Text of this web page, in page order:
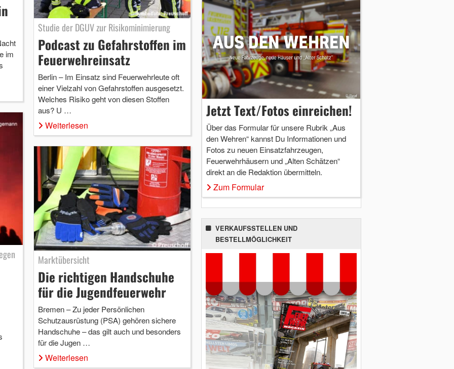
im
Studie der DGUV zur Risikominimierung
Podcast zu Gefahrstoffen im
Feuerwehreinsatz
Berlin – Im Einsatz sind Feuerwehrleute oft
einer Vielzahl von Gefahrstoffen ausgesetzt.
Welches Risiko geht von diesen Stoffen
aus? U …
Weiterlesen
Marktübersicht
Die richtigen Handschuhe
für die Jugendfeuerwehr
Bremen – Zu jeder Persönlichen
Schutzausrüstung (PSA) gehören sichere
Handschuhe – das gilt auch und besonders
für die Jugen …
Weiterlesen
Jetzt Text/Fotos einreichen!
Über das Formular für unsere Rubrik „Aus
den Wehren“ kannst Du Informationen und
Fotos zu neuen Einsatzfahrzeugen,
Feuerwehrhäusern und „Alten Schätzen“
direkt an die Redaktion übermitteln.
Zum Formular
VERKAUFSSTELLEN UND
BESTELLMÖGLICHKEIT